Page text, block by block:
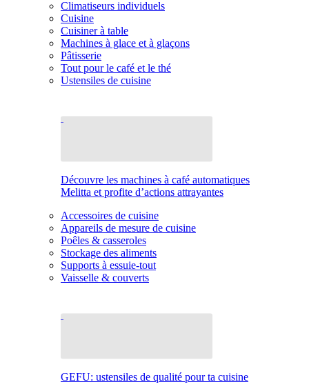
Climatiseurs individuels
Cuisine
Cuisiner à table
Machines à glace et à glaçons
Pâtisserie
Tout pour le café et le thé
Ustensiles de cuisine
Découvre les machines à café automatiques
Melitta et profite d’actions attrayantes
Accessoires de cuisine
Appareils de mesure de cuisine
Poêles & casseroles
Stockage des aliments
Supports à essuie-tout
Vaisselle & couverts
GEFU: ustensiles de qualité pour ta cuisine